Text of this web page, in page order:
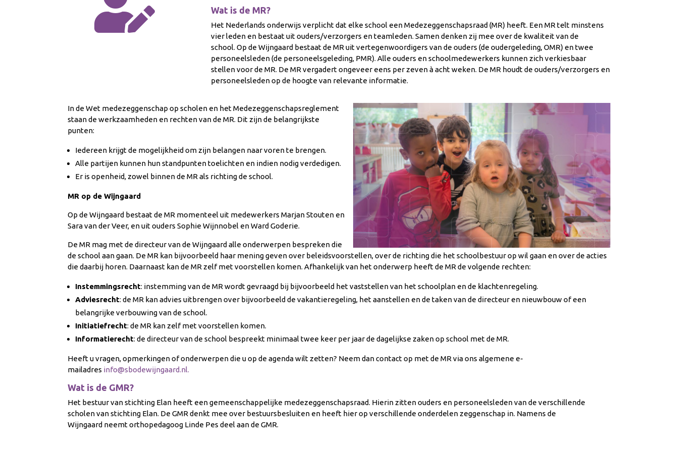
Wat is de MR?
Het Nederlands onderwijs verplicht dat elke school een Medezeggenschapsraad (MR) heeft. Een MR telt minstens
vier leden en bestaat uit ouders/verzorgers en teamleden. Samen denken zij meeover de kwaliteit van de
school. Op de Wijngaard bestaatde MR uit vertegenwoordigers van de ouders (de oudergeleding, OMR) en twee
personeelsleden (de personeelsgeleding, PMR). Alle ouders en schoolmedewerkers kunnen zich verkiesbaar
stellen voor de MR. De MR vergadert ongeveer eens per zeven à acht weken. De MR houdt de ouders/verzorgers en
personeelsleden op de hoogte van relevante informatie.
In de Wet medezeggenschap op scholen en het Medezeggenschapsreglement
staan de werkzaamheden en rechten van de MR. Dit zijn de belangrijkste
punten:
Iedereen krijgt de mogelijkheid om zijn belangen naar voren te brengen.
Alle partijen kunnen hun standpunten toelichten en indien nodigverdedigen.
Er is openheid, zowel binnen de MR als richting de school.
MR op de Wijngaard
Op de Wijngaard bestaat de MR momenteel uit medewerkers Marjan Stouten en
Sara van der Veer, en uit ouders Sophie Wijnnobel en Ward Goderie.
DeMR mag met de directeur van de Wijngaard alle onderwerpen bespreken die
de school aan gaan. De MR kan bijvoorbeeld haar mening geven over beleidsvoorstellen, over de richting die het schoolbestuur op wil gaan en over de acties
die daarbij horen. Daarnaast kan de MR zelf met voorstellen komen. Afhankelijk van het onderwerp heeft de MR de volgende rechten:
Instemmingsrecht: instemming van de MR wordt gevraagd bij bijvoorbeeld het vaststellen van het schoolplan en de klachtenregeling.
Adviesrecht: de MR kan advies uitbrengen over bijvoorbeeld de vakantieregeling, het aanstellen en de taken van de directeur en nieuwbouw of een
belangrijke verbouwing van de school.
Initiatiefrecht: de MR kan zelf met voorstellen komen.
Informatierecht: de directeur van de school bespreekt minimaal twee keer per jaar de dagelijkse zaken op school met de MR.
Heeftu vragen, opmerkingen of onderwerpen die u op de agenda wilt zetten? Neem dan contact op met de MR via ons algemene e-
mailadres info@sbodewijngaard.nl.
Wat is de GMR?
Het bestuur van stichting Elan heeft een gemeenschappelijke medezeggenschapsraad. Hierin zitten ouders en personeelsleden van de verschillende
scholen van stichting Elan. De GMR denkt mee over bestuursbesluiten en heeft hier op verschillende onderdelen zeggenschap in. Namens de
Wijngaard neemt orthopedagoog Linde Pes deel aan deGMR.